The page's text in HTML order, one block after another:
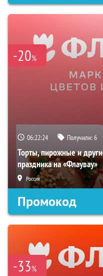
-20%
06:22:22 Получили:6
Торты, пирожные и
праздника на «Флаувау»
Россия
Промокод
-33%